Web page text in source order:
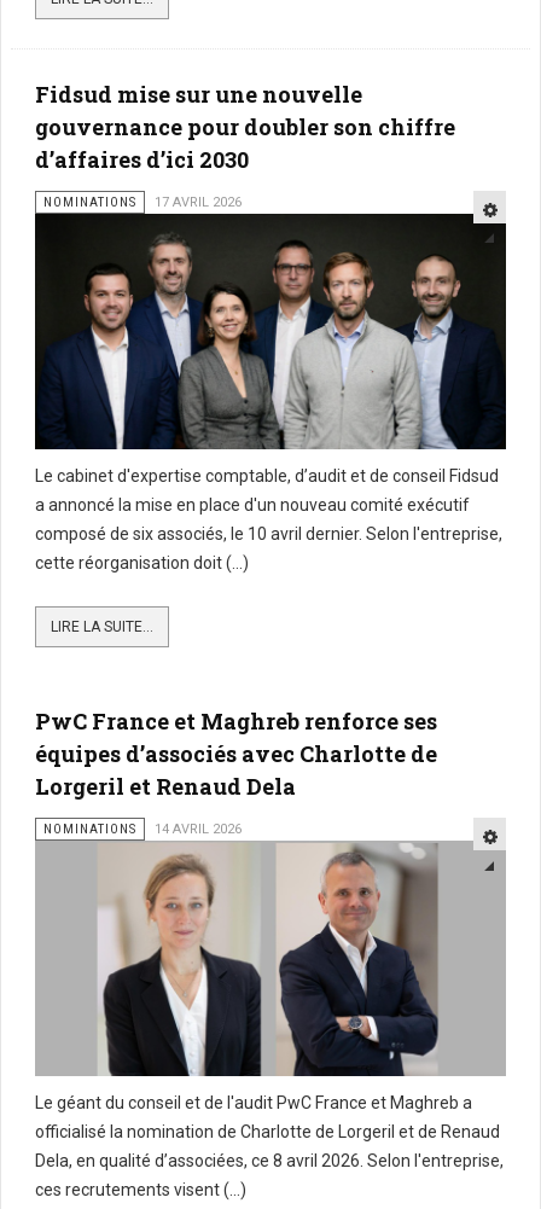
Fidsud mise sur une nouvelle
gouvernance pour doubler son chiffre
d’affaires d’ici 2030
NOMINATIONS 17 AVRIL 2026
Le cabinet d'expertise comptable, d’audit et de conseil Fidsud
a annoncé la mise en place d'un nouveau comité exécutif
composé de six associés, le 10 avril dernier. Selon l'entreprise,
cette réorganisation doit (...)
LIRE LA SUITE...
PwC France et Maghreb renforce ses
équipes d’associés avec Charlotte de
Lorgeril et Renaud Dela
NOMINATIONS 14 AVRIL 2026
Le géant du conseil et de l'audit PwC France et Maghreb a
officialisé la nomination de Charlotte de Lorgeril et de Renaud
Dela, en qualité d’associées, ce 8 avril 2026. Selon l'entreprise,
ces recrutements visent (...)